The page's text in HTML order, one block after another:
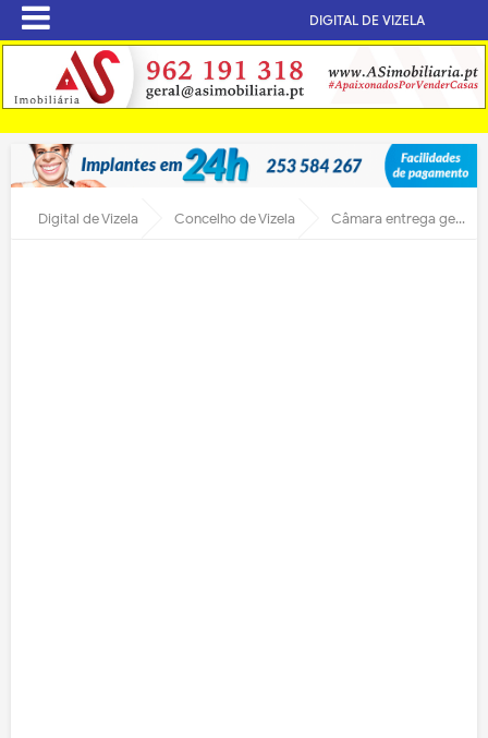
DIGITAL DE VIZELA
Digital de Vizela Concelho de Vizela Câmara entrega geradores de electricidade aos Bombeiros, GNR e Centro de Saúde